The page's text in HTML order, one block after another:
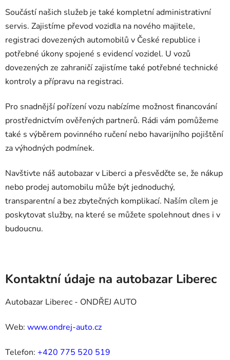
Součástí našich služeb je také kompletní administrativní
servis. Zajistíme převod vozidla na nového majitele,
registraci dovezených automobilů v České republice i
potřebné úkony spojené s evidencí vozidel. U vozů
dovezených ze zahraničí zajistíme také potřebné technické
kontroly a přípravu na registraci.
Pro snadnější pořízení vozu nabízíme možnost financování
prostřednictvím ověřených partnerů. Rádi vám pomůžeme
také s výběrem povinného ručení nebo havarijního pojištění
za výhodných podmínek.
Navštivte náš autobazar v Liberci a přesvědčte se, že nákup
nebo prodej automobilu může být jednoduchý,
transparentní a bez zbytečných komplikací. Naším cílem je
poskytovat služby, na které se můžete spolehnout dnes i v
budoucnu.
Kontaktní údaje na autobazar Liberec
Autobazar Liberec - ONDŘEJ AUTO
Web: www.ondrej-auto.cz
Telefon: +420 775 520 519